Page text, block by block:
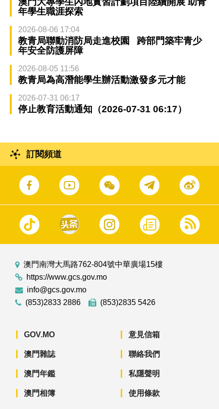
年學生職涯探索
2026-08-06 17:04
教青局聯動消防局走進校園 跨部門築牢青少
年安全防護屏障
2026-08-05 11:56
教青局為高潛能學生辦活動激發多元才能
2026-07-31 06:17
停止教育活動通知（2026-07-31 06:17）
訂閱頻道
澳門南灣大馬路762-804號中華廣場15樓
https://www.gcs.gov.mo
info@gcs.gov.mo
(853)2833 2886
(853)2835 5426
GOV.MO
澳門雜誌
澳門年鑑
澳門相簿
意見信箱
聯絡我們
私隱聲明
使用條款